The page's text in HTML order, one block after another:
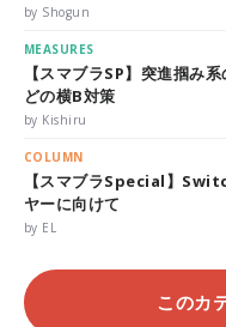
by Shogun
MEASURES
【スマブラSP】突進掴み
どの横B対策
by Kishiru
COLUMN
【スマブラSpecial】
ヤーに向けて
by EL
このカ